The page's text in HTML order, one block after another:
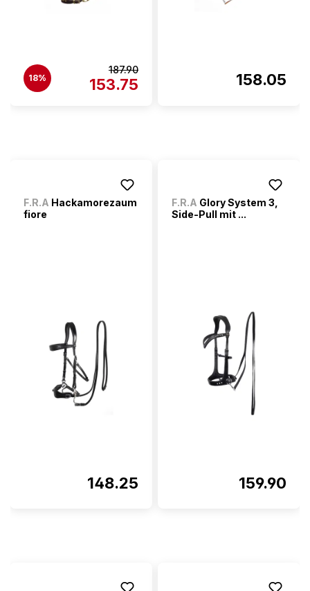
18%
187.90
153.75 158.05
F.R.A Hackamorezaum
fiore
148.25
F.R.A Glory System 3,
Side-Pull mit ...
159.90